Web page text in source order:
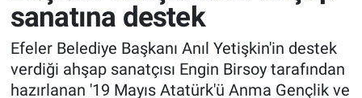
sanatına destek
Efeler Belediye Başkanı Anıl Yetişkin'in destek
verdiği ahşap sanatçısı Engin Birsoy tarafından
hazırlanan '19 Mayıs Atatürk'ü Anma Gençlik ve